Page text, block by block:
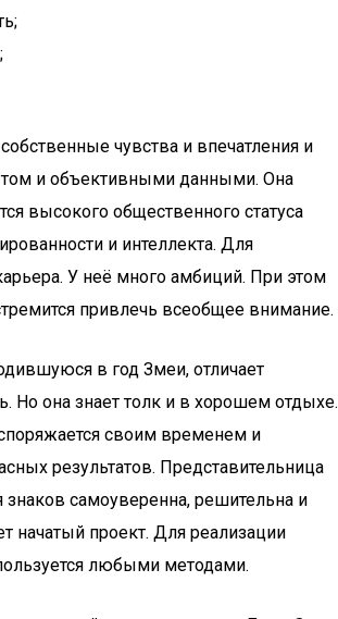
чувства и впечатления и
и объективными данными. Она
высокого общественного статуса
и интеллекта. Для
У неё много амбиций. При этом
привлечь всеобщее внимание.
в год Змеи, отличает
Но она знает толк и в хорошем отдыхе.
своим временем и
результатов. Представительница
знаков самоуверенна, решительна и
начатый проект. Для реализации
любыми методами.